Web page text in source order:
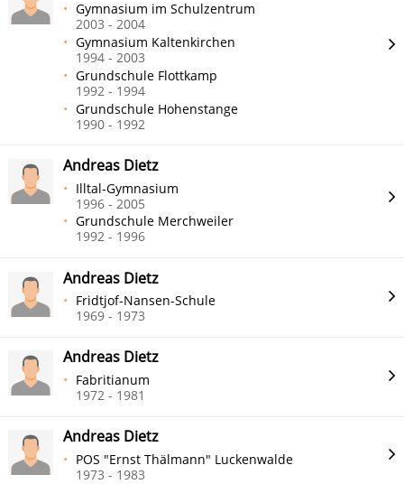
Gymnasium im Schulzentrum
2003 - 2004
Gymnasium Kaltenkirchen
1994 - 2003
Grundschule Flottkamp
1992 - 1994
Grundschule Hohenstange
1990 - 1992
Andreas Dietz
Illtal-Gymnasium
1996 - 2005
Grundschule Merchweiler
1992 - 1996
Andreas Dietz
Fridtjof-Nansen-Schule
1969 - 1973
Andreas Dietz
Fabritianum
1972 - 1981
Andreas Dietz
POS "Ernst Thälmann" Luckenwalde
1973 - 1983